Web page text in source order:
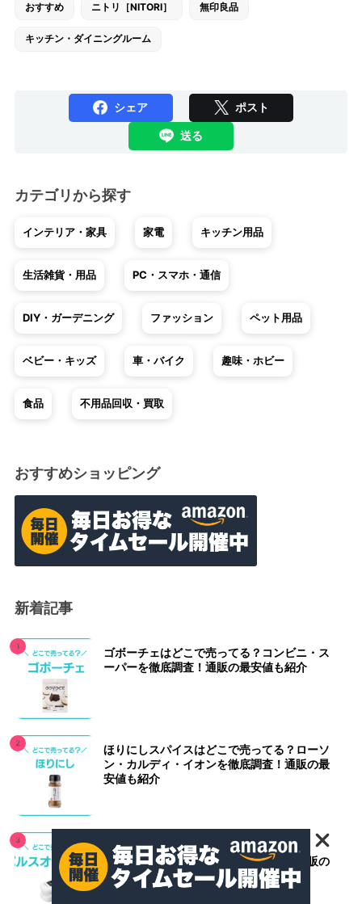
おすすめ ニトリ［NITORI］ 無印良品
キッチン・ダイニングルーム
シェア ポスト
送る
カテゴリから探す
インテリア・家具 家電 キッチン用品
生活雑貨・用品 PC・スマホ・通信
DIY・ガーデニング ファッション ペット用品
ベビー・キッズ 車・バイク 趣味・ホビー
食品 不用品回収・買取
おすすめショッピング
新着記事
ゴボーチェはどこで売ってる？コンビニ・ス
ーパーを徹底調査！通販の最安値も紹介
ほりにしスパイスはどこで売ってる？ローソ
ン・カルディ・イオンを徹底調査！通販の最
安値も紹介
パルスオキシメータはどこで売ってる？ウエ
ルシア・マツキヨ・薬局を徹底調査！通販の
最安値も紹介